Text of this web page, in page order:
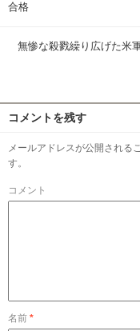
合格
無惨な殺戮繰り広げた
コメントを残す
メールアドレスが公開される
す。
コメント
名前 *